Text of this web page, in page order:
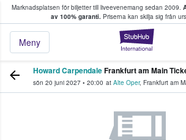
Marknadsplatsen för biljetter till liveevenemang sedan 2009.
av 100% garanti. Priserna kan skilja sig från
Meny
köper och säljer biljetter.
Howard CarpendaleFrankfurt am Main
sön 20 juni 2027 • 20:00 at Alte Oper, Frankfurt am